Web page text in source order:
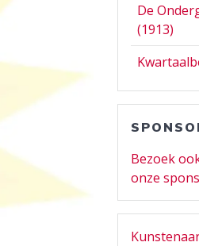
De
(1913)
Bezoek
onze